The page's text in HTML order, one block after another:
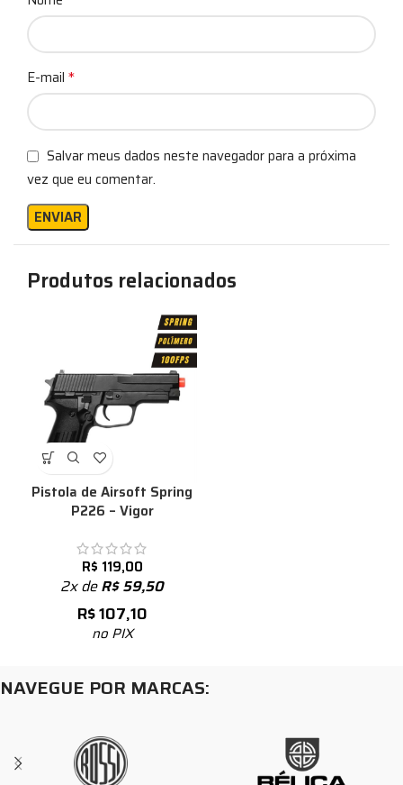
E-mail *
Salvar meus dados neste navegador para a próxima
vez que eu comentar.
Produtos relacionados
Pistola de Airsoft Spring
P226 – Vigor
R$ 119,00
2x deR$59,50
R$107,10
no PIX
NAVEGUE POR MARCAS: